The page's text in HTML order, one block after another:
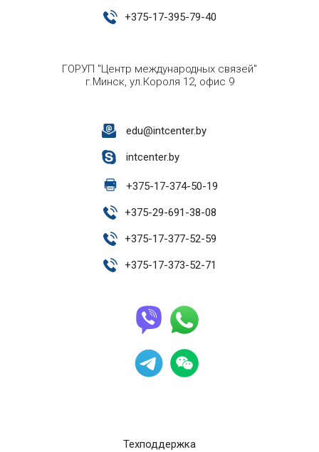
+375-17-395-79-40
ГОРУП "Центр международных связей"
г.Минск, ул.Короля 12, офис 9
edu@intcenter.by
intcenter.by
+375-17-374-50-19
+375-29-691-38-08
+375-17-377-52-59
+375-17-373-52-71
Техподдержка